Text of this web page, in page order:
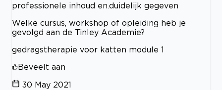
professionele inhoud en.duidelijk gegeven
Welke cursus, workshop of opleiding heb je
gevolgd aan de Tinley Academie?
gedragstherapie voor katten module 1
Beveelt aan
30 May 2021